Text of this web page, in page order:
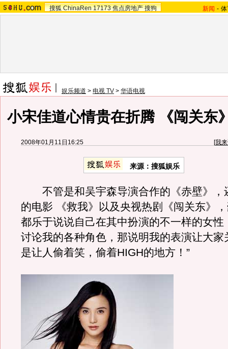
搜狐 ChinaRen 17173 焦点房地产 搜狗 新闻 -
娱乐频道 > 电视 TV > 华语电视
小宋佳道心情贵在折腾 《闯关东
2008年01月11日16:25 [我
来源：搜狐娱乐
不管是和吴宇森导演合作的《赤壁》，
的电影 《救我》以及央视热剧《闯关东》
都乐于说说自己在其中扮演的不一样的女性
讨论我的各种角色，那说明我的表演让大家
是让人偷着笑，偷着HIGH的地方！”